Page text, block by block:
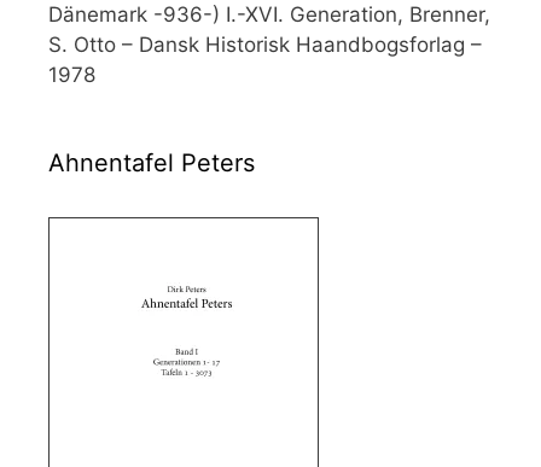
Dänemark -936-) I.-XVI. Generation, Brenner,
S. Otto – Dansk Historisk Haandbogsforlag –
1978
Ahnentafel Peters